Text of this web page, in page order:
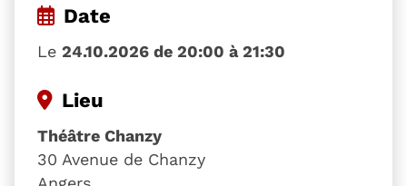
Date
Le 24.10.2026 de 20:00 à 21:30
Lieu
Théâtre Chanzy
30 Avenue de Chanzy